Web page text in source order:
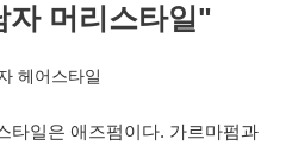
자 머리스타일"
타일은 애즈펌이다. 가르마펌과